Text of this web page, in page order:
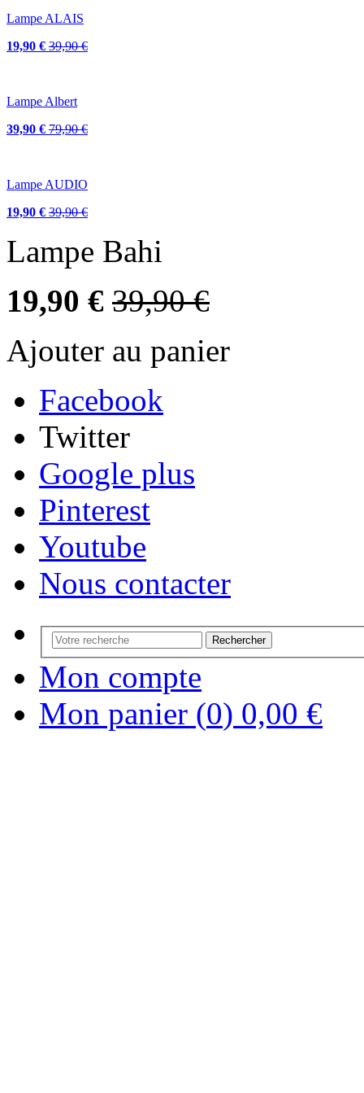
Lampe ALAIS
19,90 € 39,90 €
Lampe Albert
39,90 € 79,90 €
Lampe AUDIO
19,90 € 39,90 €
Lampe Bahi
19,90 € 39,90 €
Ajouter au panier
Facebook
Twitter
Google plus
Pinterest
Youtube
Nous contacter
Rechercher
Mon compte
Mon panier (0) 0,00 €